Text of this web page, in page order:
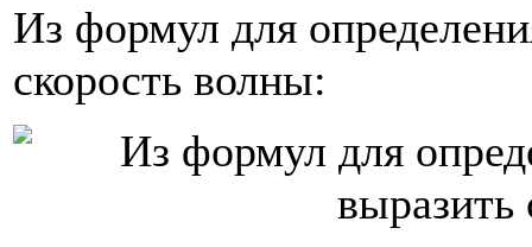
Из формул для
скорость волны: